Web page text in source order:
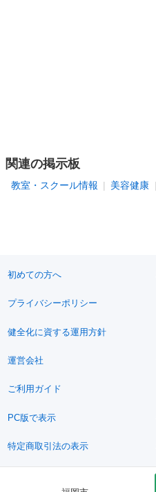
関連の掲示板
教室・スクール情報 美容健康
初めての方へ
プライバシーポリシー
健全化に資する運用方針
運営会社
ご利用ガイド
PC版で表示
特定商取引法の表示
© 2011-2026 Jimoty, Inc.